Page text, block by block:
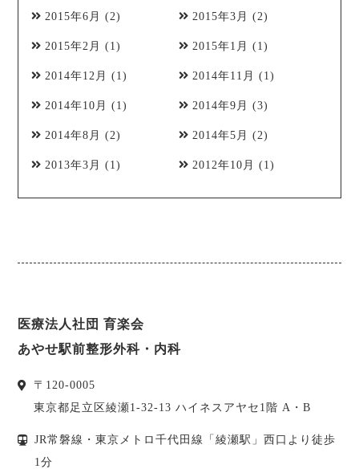
2015年6月 (2) 2015年3月 (2)
2015年2月 (1) 2015年1月 (1)
2014年12月 (1) 2014年11月 (1)
2014年10月 (1) 2014年9月 (3)
2014年8月 (2) 2014年5月 (2)
2013年3月 (1) 2012年10月 (1)
医療法人社団 育楽会
あやせ駅前整形外科・内科
〒 120-0005
東京都足立区綾瀬1-32-13 ハイネスアヤセ1階 A・B
JR常磐線・東京メトロ千代田線「綾瀬駅」西口より徒歩
1分